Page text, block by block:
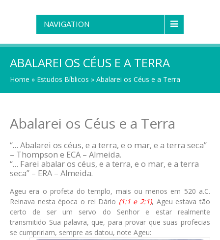
NAVIGATION
ABALAREI OS CÉUS E A TERRA
Home » Estudos Bíblicos » Abalarei os Céus e a Terra
Abalarei os Céus e a Terra
“… Abalarei os céus, e a terra, e o mar, e a terra seca”
– Thompson e ECA – Almeida.
“… Farei abalar os céus, e a terra, e o mar, e a terra
seca” – ERA – Almeida.
Ageu era o profeta do templo, mais ou menos em 520 a.C.
Reinava nesta época o rei Dário (1:1 e 2:1), Ageu estava tão
certo de ser um servo do Senhor e estar realmente
transmitido Sua palavra, que, para provar que suas profecias
se cumpririam, sempre as datou, note Ageu: